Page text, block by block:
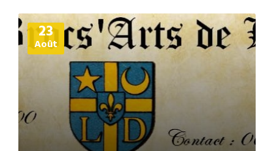
23
Août
Plus
d'informations